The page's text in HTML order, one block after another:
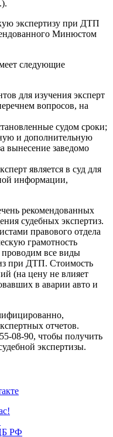
экспертизу при ДТП
Минюстом
следующие
для изучения эксперт
вопросов, на
судом сроки;
и дополнительную
вынесение заведомо
является в суд для
информации,
рекомендованных
судебных экспертиз.
правового отдела
грамотность
проводим все виды
при ДТП. Стоимость
(на цену не влияет
в аварии авто и
отчетов.
08-90, чтобы получить
экспертизы.